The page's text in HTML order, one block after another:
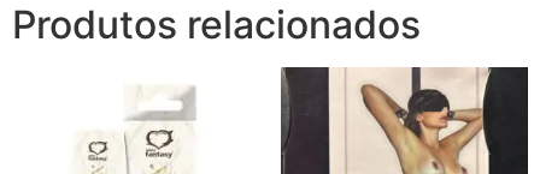
Produtos relacionados